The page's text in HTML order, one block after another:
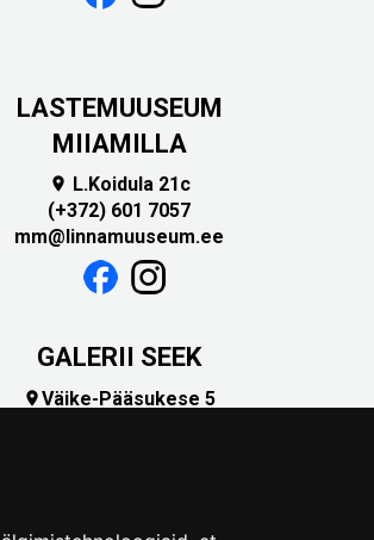
LASTEMUUSEUM
MIIAMILLA

L.Koidula 21c
(+372) 601 7057
mm@linnamuuseum.ee
GALERII SEEK
Väike-Pääsukese 5